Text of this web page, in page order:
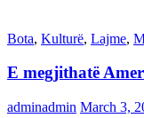
Bota, Kulturë, Lajme,
E megjithatë
adminadmin March 3,